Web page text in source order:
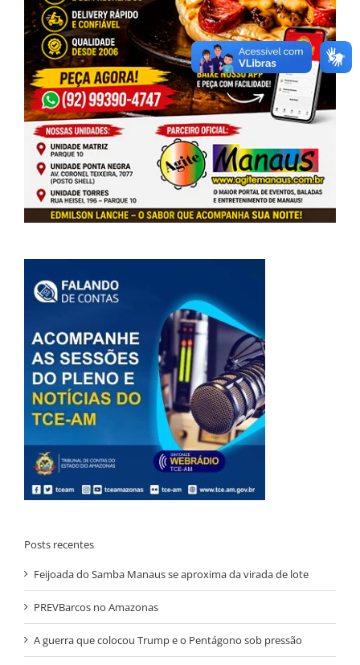
Posts recentes
Feijoada do Samba Manaus se aproxima da virada de lote
PREVBarcos no Amazonas
A guerra que colocou Trump e o Pentágono sob pressão